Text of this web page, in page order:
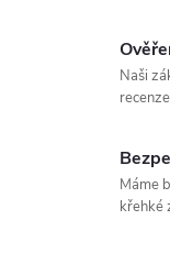
Naši
Máme
křehké